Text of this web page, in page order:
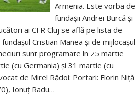
Armenia. Este vorba de
fundașii Andrei Burcă și
ai CFR Cluj se află pe lista de
Cristian Manea și de mijlocașul
sunt programate în 25 martie
(cu Germania) și 31 martie (cu
de Mirel Rădoi: Portari: Florin Niță
Ionuț Radu…